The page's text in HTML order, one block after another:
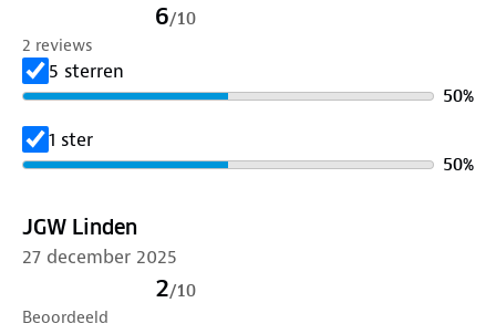
: Verkrijgbaar in diverse kleuren
Maat
Materiaal
/ 15% Polypropeen
6/10
2 reviews
5 sterren
50%
1 ster
50%
JGW Linden
27 december 2025
2/10
Beoordeeld